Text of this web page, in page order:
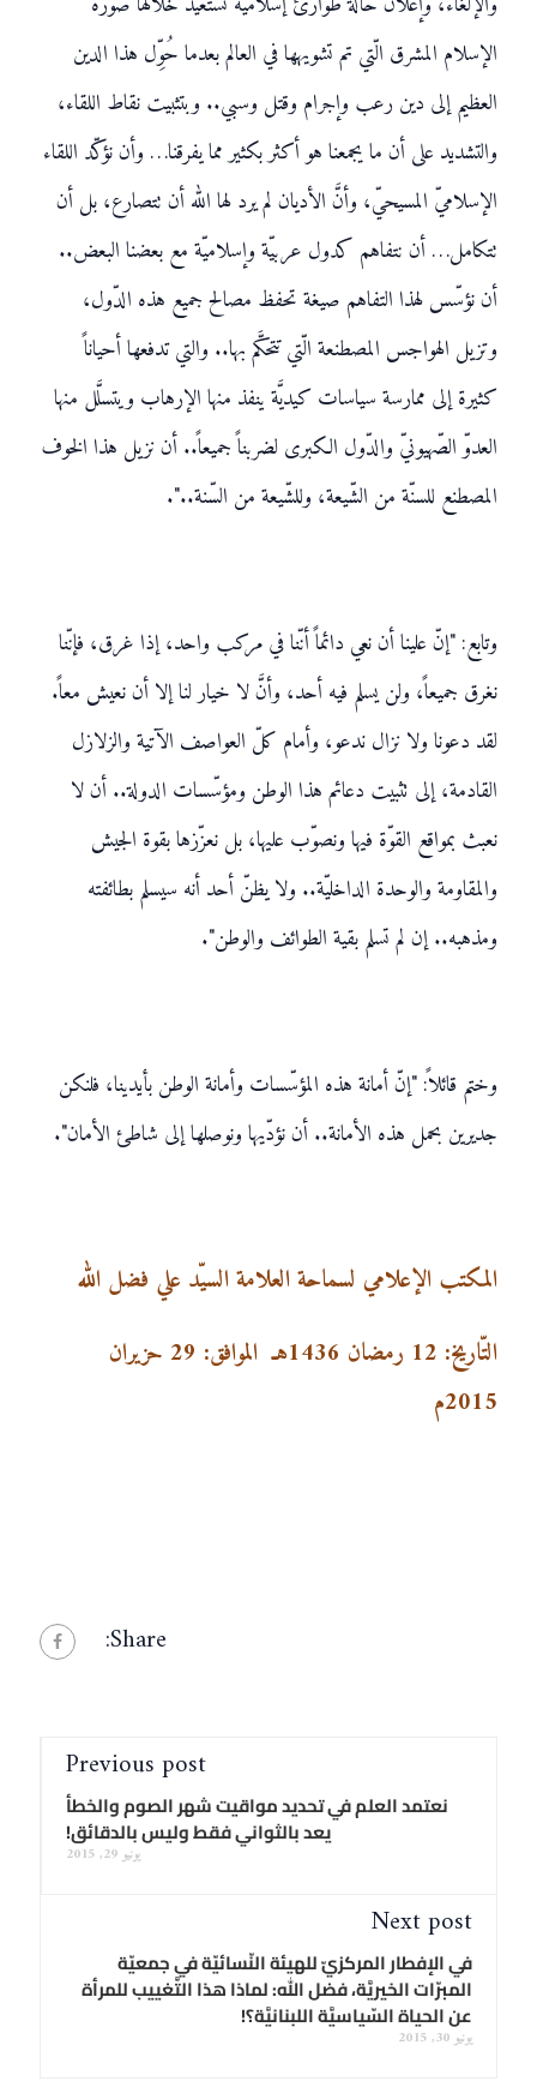
الإسلام المشرق الّتي تم تشويهها في العالم بعدما حُوِّل هذا الدين
العظيم إلى دين رعب وإجرام وقتل وسبي.. وبتثبيت نقاط اللقاء،
والتشديد على أن ما يجمعنا هو أكثر بكثير مما يفرقنا… وأن نؤكّد اللقاء
الإسلاميّ المسيحيّ، وأنَّ الأديان لم يرد لها الله أن تتصارع، بل أن
تتكامل… أن نتفاهم كدول عربيّة وإسلاميّة مع بعضنا البعض..
أن نؤسّس لهذا التفاهم صيغة تحفظ مصالح جميع هذه الدّول،
وتزيل الهواجس المصطنعة الّتي تتحكَّم بها.. والتي تدفعها أحياناً
كثيرة إلى ممارسة سياسات كيديَّة ينفذ منها الإرهاب ويتسلَّل منها
العدوّ الصّهيونيّ والدّول الكبرى لضربناً جميعاً.. أن نزيل هذا الخوف
المصطنع للسنّة من الشّيعة، وللشّيعة من السّنة..".
وتابع: "إنّ علينا أن نعي دائماً أنّنا في مركب واحد، إذا غرق، فإنّنا
نغرق جميعاً، ولن يسلم فيه أحد، وأنَّ لا خيار لنا إلا أن نعيش معاً.
لقد دعونا ولا نزال ندعو، وأمام كلّ العواصف الآتية والزلازل
القادمة، إلى تثبيت دعائم هذا الوطن ومؤسّسات الدولة.. أن لا
نعبث بمواقع القوّة فيها ونصوّب عليها، بل نعزّزها بقوة الجيش
والمقاومة والوحدة الداخليّة.. ولا يظنّ أحد أنه سيسلم بطائفته
ومذهبه.. إن لم تسلم بقية الطوائف والوطن".
وختم قائلاً: "إنّ أمانة هذه المؤسّسات وأمانة الوطن بأيدينا، فلنكن
جديرين بحمل هذه الأمانة.. أن نؤدّيها ونوصلها إلى شاطئ الأمان".
المكتب الإعلامي لسماحة العلامة السيّد علي فضل الله
التّاريخ: 12 رمضان 1436هـ الموافق:
29 حزيران
2015م
Share:
Previous post
نعتمد العلم في تحديد مواقيت شهر الصوم والخطأ
يعد بالثواني فقط وليس بالدقائق!
يونيو 29, 2015
Next post
في الإفطار المركزيّ للهيئة النّسائيّة في جمعيّة
المبرّات الخيريَّة، فضل الله: لماذا هذا التَّغييب للمرأة
عن الحياة السّياسيَّة اللبنانيَّة؟!
يونيو 30, 2015